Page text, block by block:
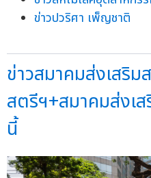
ข่าวปวริศา เพ็ญชาติ
ข่าวสมาคมส่งเสริ
สตรีฯ+สมาคมส่งเ
นี้